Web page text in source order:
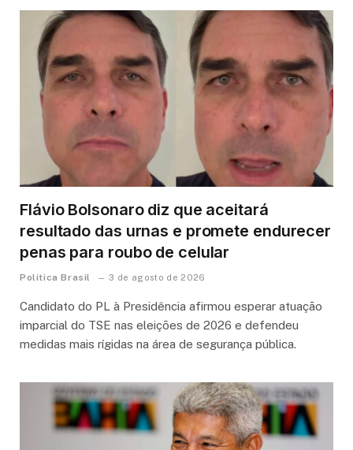
Flávio Bolsonaro diz que aceitará
resultado das urnas e promete endurecer
penas para roubo de celular
Política Brasil 3 de agosto de 2026
Candidato do PL à Presidência afirmou esperar atuação
imparcial do TSE nas eleições de 2026 e defendeu
medidas mais rígidas na área de segurança pública.